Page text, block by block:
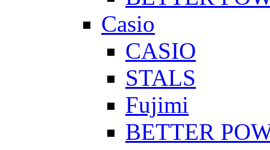
Casio
CASIO
STALS
Fujimi
BETTER